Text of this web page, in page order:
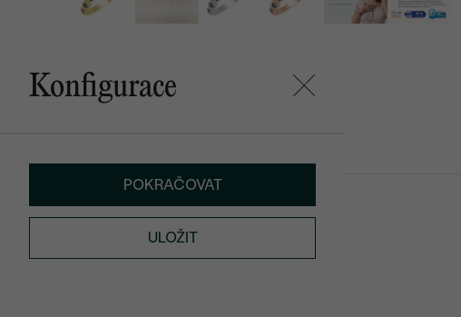
Konfigurace
POKRAČOVAT
ULOŽIT
3 190 Kč SKLADEM